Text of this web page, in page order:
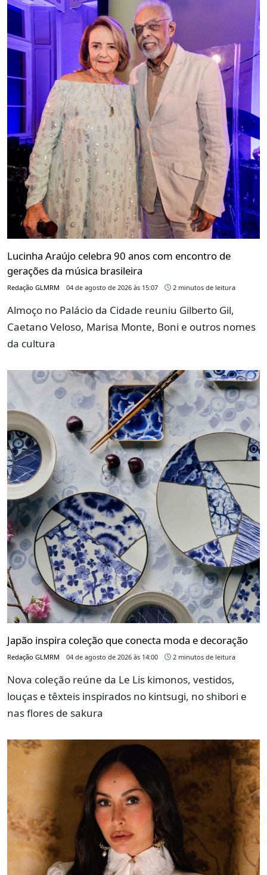
Lucinha Araújo celebra 90 anos com encontro de
gerações da música brasileira
Redação GLMRM 04 de agosto de 2026 às 15:07 2 minutos de leitura
Almoço no Palácio da Cidade reuniu Gilberto Gil,
Caetano Veloso, Marisa Monte, Boni e outros nomes
da cultura
Japão inspira coleção que conecta moda e decoração
Redação GLMRM 04 de agosto de 2026 às 14:00 2 minutos de leitura
Nova coleção reúne da Le Lis kimonos, vestidos,
louças e têxteis inspirados no kintsugi, no shibori e
nas flores de sakura